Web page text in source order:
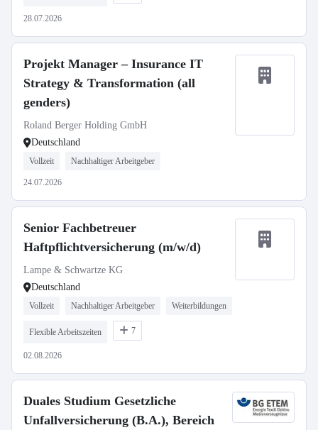
28.07.2026
Projekt Manager – Insurance IT
Strategy & Transformation (all
genders)
Roland Berger Holding GmbH
Deutschland
Vollzeit Nachhaltiger Arbeitgeber
24.07.2026
Senior Fachbetreuer
Haftpflichtversicherung (m/w/d)
Lampe & Schwartze KG
Deutschland
Vollzeit Nachhaltiger Arbeitgeber Weiterbildungen
Flexible Arbeitszeiten 7
02.08.2026
Duales Studium Gesetzliche
Unfallversicherung (B.A.), Bereich